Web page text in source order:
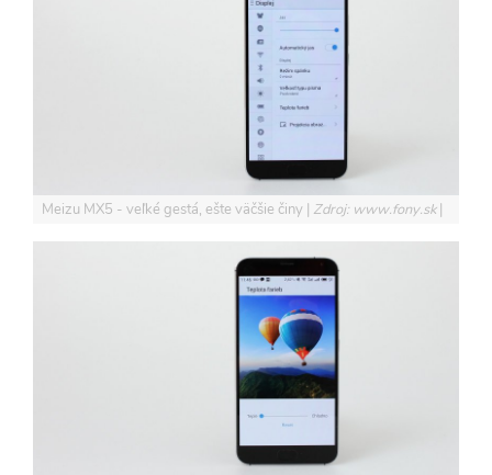
Meizu MX5 - veľké gestá, ešte väčšie činy Zdroj: www.fony.sk